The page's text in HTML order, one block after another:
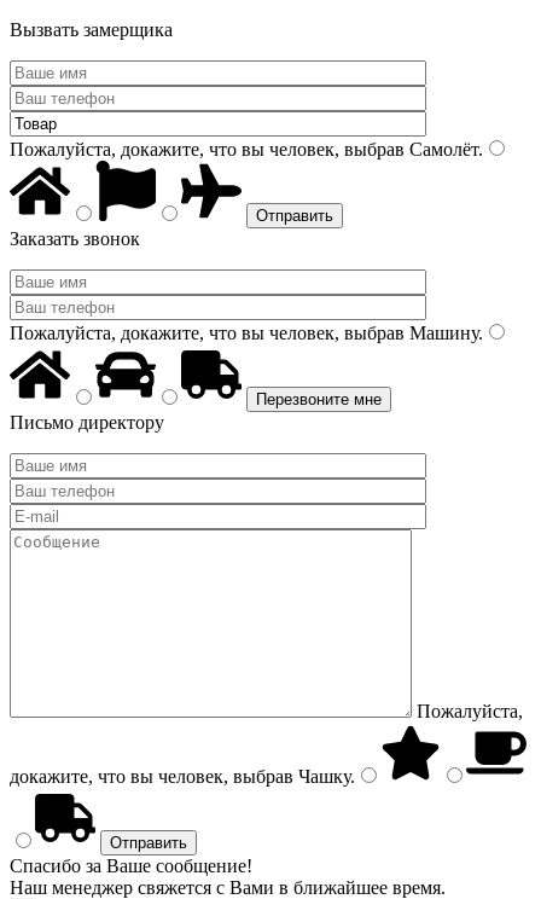
Вызвать замерщика
Пожалуйста, докажите, что вы человек, выбрав Самолёт.
Заказать звонок
Пожалуйста, докажите, что вы человек, выбрав Машину.
Письмо директору
Пожалуйста,
докажите, что вы человек, выбрав Чашку.
Спасибо за Ваше сообщение!
Наш менеджер свяжется с Вами в ближайшее время.